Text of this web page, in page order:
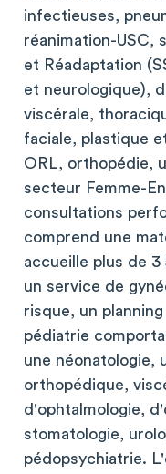
infectieuses,
réanimation-USC,
et Réadaptation
et neurologique),
viscérale,
faciale, plastique
ORL, orthopédie,
secteur Femme-
consultations
comprend une
accueille plus de
un service de
risque, un
pédiatrie
une néonatologie,
orthopédique,
d'ophtalmologie,
stomatologie,
pédopsychiatrie.